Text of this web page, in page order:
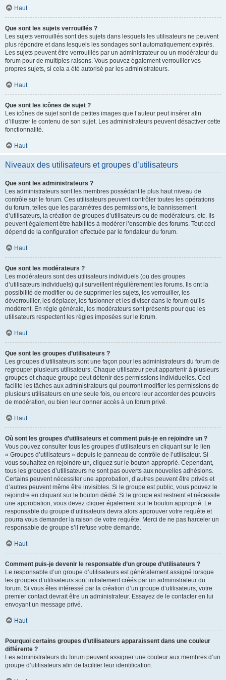
Haut
Que sont les sujets verrouillés ?
Les sujets verrouillés sont des sujets dans lesquels les utilisateurs ne peuvent
plus répondre et dans lesquels les sondages sont automatiquement expirés.
Les sujets peuvent être verrouillés par un administrateur ou un modérateur du
forum pour de multiples raisons. Vous pouvez également verrouiller vos
propres sujets, si cela a été autorisé par les administrateurs.
Haut
Que sont les icônes de sujet ?
Les icônes de sujet sont de petites images que l’auteur peut insérer afin
d’illustrer le contenu de son sujet. Les administrateurs peuvent désactiver cette
fonctionnalité.
Haut
Niveaux des utilisateurs et groupes d’utilisateurs
Que sont les administrateurs ?
Les administrateurs sont les membres possédant le plus haut niveau de
contrôle sur le forum. Ces utilisateurs peuvent contrôler toutes les opérations
du forum, telles que les paramètres des permissions, le bannissement
d’utilisateurs, la création de groupes d’utilisateurs ou de modérateurs, etc. Ils
peuvent également être habilités à modérer l’ensemble des forums. Tout ceci
dépend de la configuration effectuée par le fondateur du forum.
Haut
Que sont les modérateurs ?
Les modérateurs sont des utilisateurs individuels (ou des groupes
d’utilisateurs individuels) qui surveillent régulièrement les forums. Ils ont la
possibilité de modifier ou de supprimer les sujets, les verrouiller, les
déverrouiller, les déplacer, les fusionner et les diviser dans le forum qu’ils
modèrent. En règle générale, les modérateurs sont présents pour que les
utilisateurs respectent les règles imposées sur le forum.
Haut
Que sont les groupes d’utilisateurs ?
Les groupes d’utilisateurs sont une façon pour les administrateurs du forum de
regrouper plusieurs utilisateurs. Chaque utilisateur peut appartenir à plusieurs
groupes et chaque groupe peut détenir des permissions individuelles. Ceci
facilite les tâches aux administrateurs qui pourront modifier les permissions de
plusieurs utilisateurs en une seule fois, ou encore leur accorder des pouvoirs
de modération, ou bien leur donner accès à un forum privé.
Haut
Où sont les groupes d’utilisateurs et comment puis-je en rejoindre un ?
Vous pouvez consulter tous les groupes d’utilisateurs en cliquant sur le lien
« Groupes d’utilisateurs » depuis le panneau de contrôle de l’utilisateur. Si
vous souhaitez en rejoindre un, cliquez sur le bouton approprié. Cependant,
tous les groupes d’utilisateurs ne sont pas ouverts aux nouvelles adhésions.
Certains peuvent nécessiter une approbation, d’autres peuvent être privés et
d’autres peuvent même être invisibles. Si le groupe est public, vous pouvez le
rejoindre en cliquant sur le bouton dédié. Si le groupe est restreint et nécessite
une approbation, vous devez cliquer également sur le bouton approprié. Le
responsable du groupe d’utilisateurs devra alors approuver votre requête et
pourra vous demander la raison de votre requête. Merci de ne pas harceler un
responsable de groupe s’il refuse votre demande.
Haut
Comment puis-je devenir le responsable d’un groupe d’utilisateurs ?
Le responsable d’un groupe d’utilisateurs est généralement assigné lorsque
les groupes d’utilisateurs sont initialement créés par un administrateur du
forum. Si vous êtes intéressé par la création d’un groupe d’utilisateurs, votre
premier contact devrait être un administrateur. Essayez de le contacter en lui
envoyant un message privé.
Haut
Pourquoi certains groupes d’utilisateurs apparaissent dans une couleur
différente ?
Les administrateurs du forum peuvent assigner une couleur aux membres d’un
groupe d’utilisateurs afin de faciliter leur identification.